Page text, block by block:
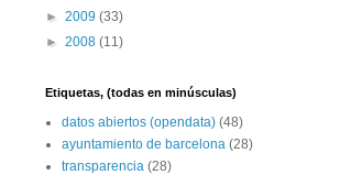
► 2009 (33)
► 2008 (11)
Etiquetas, (todas en minúsculas)
datos abiertos (opendata) (48)
ayuntamiento de barcelona (28)
transparencia (28)